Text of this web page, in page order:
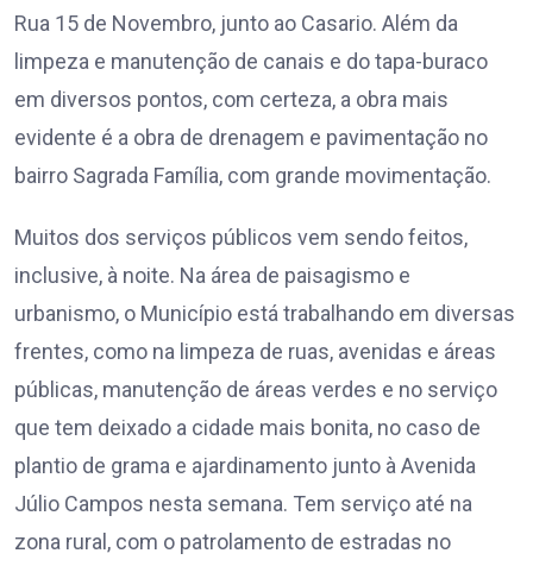
Rua 15 de Novembro, junto ao Casario. Além da
limpeza e manutenção de canais e do tapa-buraco
em diversos pontos, com certeza, a obra mais
evidente é a obra de drenagem e pavimentação no
bairro Sagrada Família, com grande movimentação.
Muitos dos serviços públicos vem sendo feitos,
inclusive, à noite. Na área de paisagismo e
urbanismo, o Município está trabalhando em diversas
frentes, como na limpeza de ruas, avenidas e áreas
públicas, manutenção de áreas verdes e no serviço
que tem deixado a cidade mais bonita, no caso de
plantio de grama e ajardinamento junto à Avenida
Júlio Campos nesta semana. Tem serviço até na
zona rural, com o patrolamento de estradas no